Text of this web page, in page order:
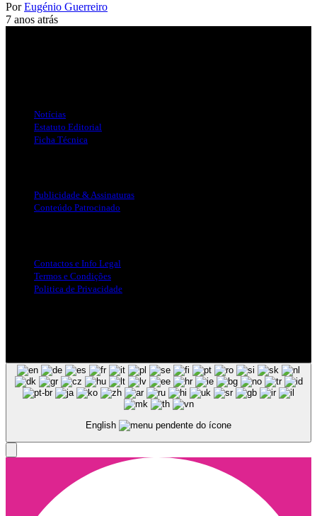
Por Eugénio Guerreiro
7 anos atrás
Notícias
Estatuto Editorial
Ficha Técnica
Publicidade & Assinaturas
Conteúdo Patrocinado
Contactos e Info Legal
Termos e Condições
Politica de Privacidade
English